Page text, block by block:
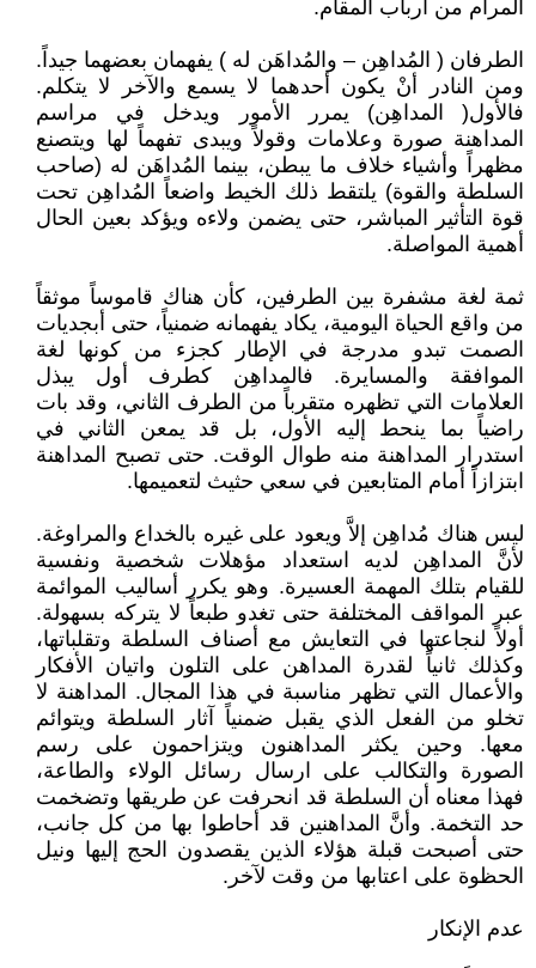
المرام من أرباب المقام.
الطرفان ( المُداهِن – والمُداهَن له ) يفهمان بعضهما جيداً.
ومن النادر أنْ يكون أحدهما لا يسمع والآخر لا يتكلم.
فالأول( المداهِن) يمرر الأمور ويدخل في مراسم
المداهنة صورة وعلامات وقولاً ويبدى تفهماً لها ويتصنع
مظهراً وأشياء خلاف ما يبطن، بينما المُداهَن له (صاحب
السلطة والقوة) يلتقط ذلك الخيط واضعاً المُداهِن تحت
قوة التأثير المباشر، حتى يضمن ولاءه ويؤكد بعين الحال
أهمية المواصلة.
ثمة لغة مشفرة بين الطرفين، كأن هناك قاموساً موثقاً
من واقع الحياة اليومية، يكاد يفهمانه ضمنياً، حتى أبجديات
الصمت تبدو مدرجة في الإطار كجزء من كونها لغة
الموافقة والمسايرة. فالمداهِن كطرف أول يبذل
العلامات التي تظهره متقرباً من الطرف الثاني، وقد بات
راضياً بما ينحط إليه الأول، بل قد يمعن الثاني في
استدرار المداهنة منه طوال الوقت. حتى تصبح المداهنة
ابتزازاً أمام المتابعين في سعي حثيث لتعميمها.
ليس هناك مُداهِن إلاَّ ويعود على غيره بالخداع والمراوغة.
لأنَّ المداهِن لديه استعداد مؤهلات شخصية ونفسية
للقيام بتلك المهمة العسيرة. وهو يكرر أساليب الموائمة
عبر المواقف المختلفة حتى تغدو طبعاً لا يتركه بسهولة.
أولاً لنجاعتها في التعايش مع أصناف السلطة وتقلباتها،
وكذلك ثانياً لقدرة المداهن على التلون واتيان الأفكار
والأعمال التي تظهر مناسبة في هذا المجال. المداهنة لا
تخلو من الفعل الذي يقبل ضمنياً آثار السلطة ويتوائم
معها. وحين يكثر المداهنون ويتزاحمون على رسم
الصورة والتكالب على ارسال رسائل الولاء والطاعة،
فهذا معناه أن السلطة قد انحرفت عن طريقها وتضخمت
حد التخمة. وأنَّ المداهنين قد أحاطوا بها من كل جانب،
حتى أصبحت قبلة هؤلاء الذين يقصدون الحج إليها ونيل
الحظوة على اعتابها من وقت لآخر.
عدم الإنكار